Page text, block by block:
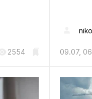
2554 09.07,